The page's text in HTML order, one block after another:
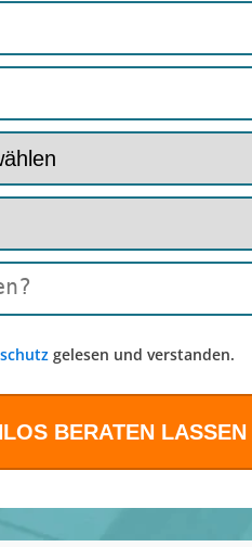
gelesen und verstanden.